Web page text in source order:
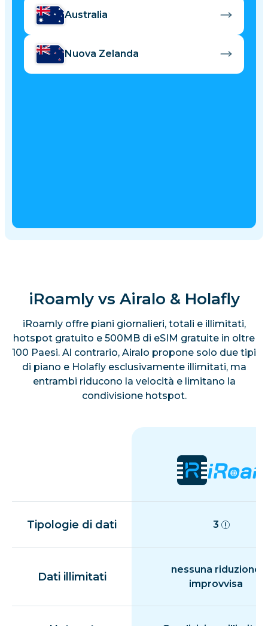
Australia
Nuova Zelanda
iRoamly vs Airalo & Holafly
iRoamly offre piani giornalieri, totali e illimitati,
hotspot gratuito e 500MB di eSIM gratuite in oltre
100 Paesi. Al contrario, Airalo propone solo due tipi
di piano e Holafly esclusivamente illimitati, ma
entrambi riducono la velocità e limitano la
condivisione hotspot.
Tipologie di dati 3
Dati illimitati
nessuna riduzione
improvvisa